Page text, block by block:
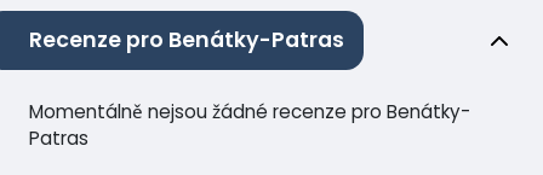
Recenze pro Benátky-Patras
Momentálně nejsou žádné recenze pro Benátky-
Patras